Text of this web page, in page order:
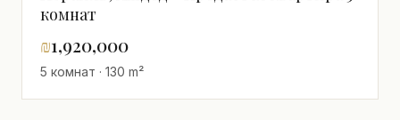
комнат
₪1,920,000
5 комнат · 130 m²